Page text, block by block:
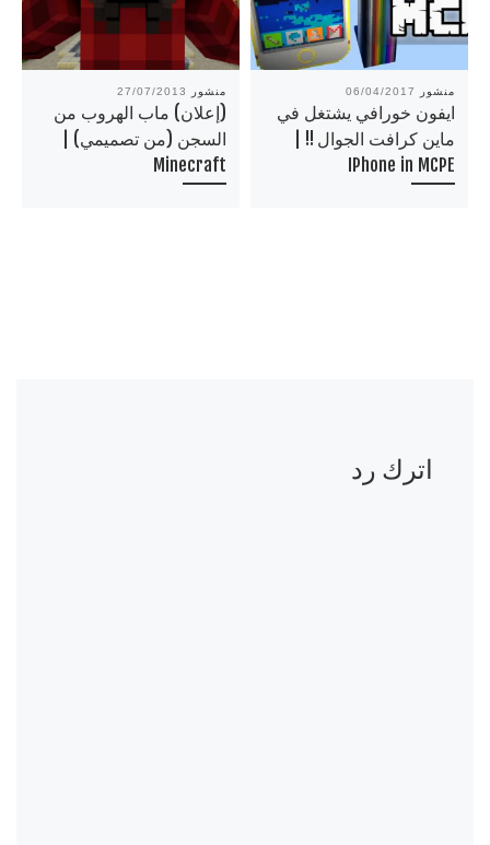
منشور 27/07/2013
(إعلان) ماب الهروب من
السجن (من تصميمي) |
Minecraft
منشور 06/04/2017
ايفون خورافي يشتغل في
ماين كرافت الجوال !! |
IPhone in MCPE
اترك رد